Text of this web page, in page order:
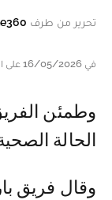
تحرير من طرف
في 16/05/2026 على الساعة 17:35
وطمئن الفريق الباريسي، أنصاره بشأن
الحالة
وقال فريق